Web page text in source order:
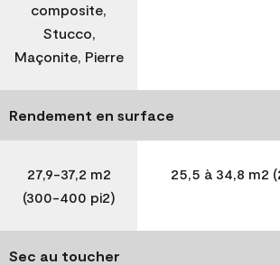
composite,
Stucco,
Maçonite, Pierre
Rendement en surface
27,9-37,2 m2
(300-400 pi2)
25,5 à 34,8 m2
Sec au toucher